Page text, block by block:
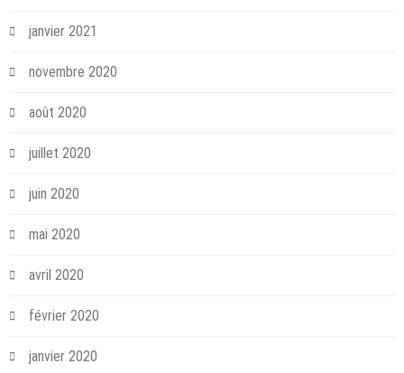
janvier 2021
novembre 2020
août 2020
juillet 2020
juin 2020
mai 2020
avril 2020
février 2020
janvier 2020